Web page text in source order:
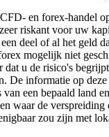
en forex-handel
riskant voor uw
deel of al het geld
mogelijk niet
dat u de risico's
De informatie op
van een bepaald land
waar de
zou zijn met